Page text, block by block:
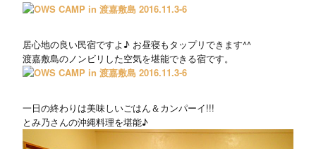
居心地の良い民宿ですよ♪ お昼寝もタップリできます^^
渡嘉敷島のノンビリした空気を堪能できる宿です。
一日の終わりは美味しいごはん＆カンパーイ!!!
とみ乃さんの沖縄料理を堪能♪